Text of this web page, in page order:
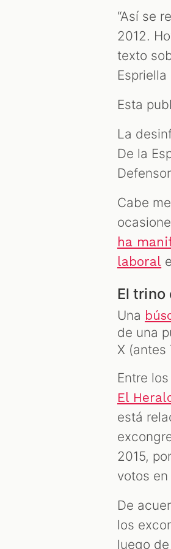
“Así se
2012.
texto
Esta
La
De la
Cabe
ha
laboral
El trino
Una
de una
X
Entre
El
está
2015,
votos
De
los
luego